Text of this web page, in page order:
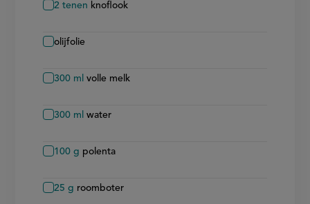
2 tenen knoflook
olijfolie
300 ml volle melk
300 ml water
100 g polenta
25 g roomboter